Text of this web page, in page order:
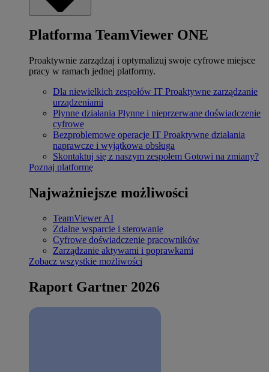
Platforma TeamViewer ONE
Proaktywnie zarządzaj i optymalizuj swoje cyfrowe miejsce
pracy w ramach jednej platformy.
Dla niewielkich zespołów IT Proaktywne zarządzanie
urządzeniami
Płynne działania Płynne i nieprzerwane doświadczenie
cyfrowe
Bezproblemowe operacje IT Proaktywne działania
naprawcze i wyjątkowa obsługa
Skontaktuj się z naszym zespołem Gotowi na zmiany?
Poznaj platformę
Najważniejsze możliwości
TeamViewer AI
Zdalne wsparcie i sterowanie
Cyfrowe doświadczenie pracowników
Zarządzanie aktywami i poprawkami
Zobacz wszystkie możliwości
Raport Gartner 2026